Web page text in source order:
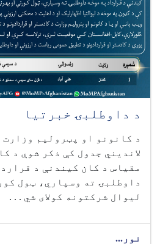
د داوطلبۍ خبرتیا
د کانونو او پټرولیم وزارت
لاندیني جدول کې ذکر شوې د
مقیاس د کان کیندنې د
داوطلبۍ ته وسپاري، ټول
لیوال شرکتونه کولای شي . . .
نور...